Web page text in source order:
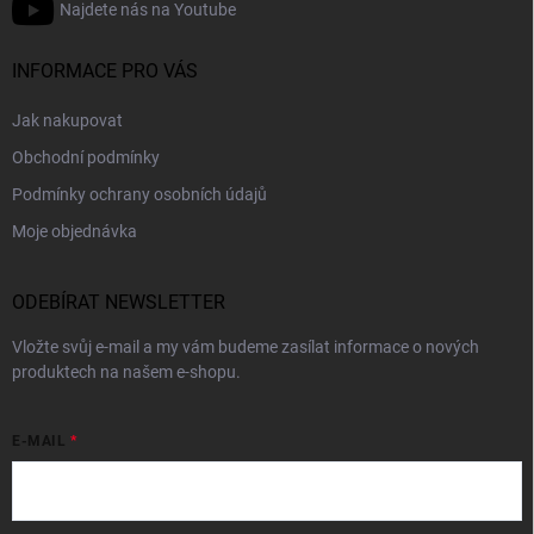
Najdete nás na Youtube
INFORMACE PRO VÁS
Jak nakupovat
Obchodní podmínky
Podmínky ochrany osobních údajů
Moje objednávka
ODEBÍRAT NEWSLETTER
Vložte svůj e-mail a my vám budeme zasílat informace o nových
produktech na našem e-shopu.
E-MAIL